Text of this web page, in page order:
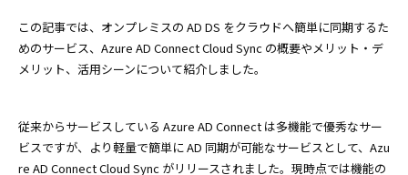
この記事では、オンプレミスの AD DS をクラウドへ簡単に同期するた
めのサービス、Azure AD Connect Cloud Sync の概要やメリット・デ
メリット、活用シーンについて紹介しました。
従来からサービスしている Azure AD Connect は多機能で優秀なサー
ビスですが、より軽量で簡単に AD 同期が可能なサービスとして、Azu
re AD Connect Cloud Sync がリリースされました。現時点では機能の